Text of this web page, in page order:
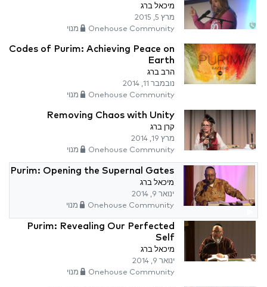
מיכאל ברג
מרץ 5, 2015
Onehouse Community מנוי
Codes of Purim: Achieving Peace on
Earth
הרב ברג
נובמבר 11, 2014
Onehouse Community מנוי
Removing Chaos with Unity
קרן ברג
מרץ 19, 2014
Onehouse Community מנוי
Purim: Opening the Supernal Gates
מיכאל ברג
ינואר 9, 2014
Onehouse Community מנוי
Purim: Revealing Our Perfected
Self
מיכאל ברג
ינואר 9, 2014
Onehouse Community מנוי